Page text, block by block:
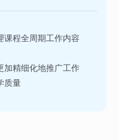
课程全周期工作内容
加精细化地推广工作
质量